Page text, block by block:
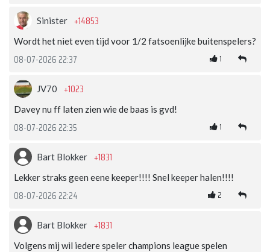
Sinister +14853
Wordt het niet even tijd voor 1/2 fatsoenlijke buitenspelers?
08-07-2026 22:37 1
JV70 +1023
Davey nu ff laten zien wie de baas is gvd!
08-07-2026 22:35 1
Bart Blokker +1831
Lekker straks geen eene keeper!!!! Snel keeper halen!!!!
08-07-2026 22:24 2
Bart Blokker +1831
Volgens mij wil iedere speler champions league spelen